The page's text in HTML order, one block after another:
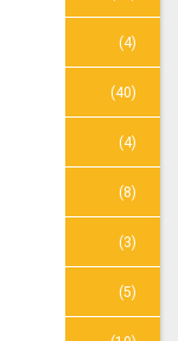
(4)
(40)
(4)
(8)
(3)
(5)